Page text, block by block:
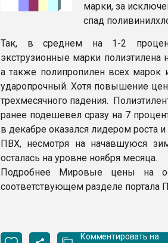
марки, за
спад
Так, в среднем на 1-2
экструзионные марки полиэтилена
а также полипропилен всех марок
ударопрочный. Хотя повышение
трехмесячного падения.
ранее подешевел сразу на 7
в декабре оказался лидером роста
ПВХ, несмотря на начавшуюся
осталась на уровне ноября месяца.
Подробнее Мировые цены на
соответствующем разделе портала
Комментировать на